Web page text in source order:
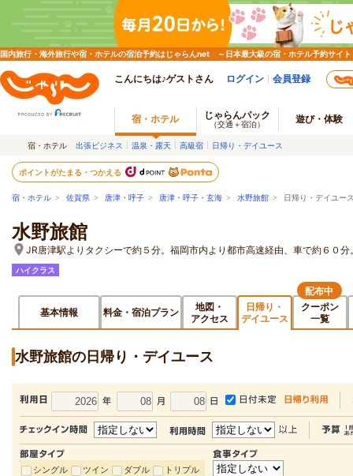
国内旅行・海外旅行や宿・ホテルの宿泊予約はじゃらんnet ～日本最大級の宿・ホテル予約サイト
こんにちは♪ゲストさん ログイン 会員登録
宿・ホテル じゃらんパック
（交通＋宿泊） 遊び・体験
宿・ホテル 出張ビジネス 温泉・露天 高級宿 日帰り・デイユース
ポイントがたまる・つかえる
宿・ホテル > 佐賀県 > 唐津・呼子 > 唐津・呼子・玄海 > 水野旅館 > 日帰り・デイユー
水野旅館
JR唐津駅よりタクシーで約５分。福岡市内より都市高速経由、車で約６０分
ハイクラス
基本情報 料金・宿泊プラン
地図・
アクセス
日帰り・
デイユース
クーポン
一覧
配布中
水野旅館の日帰り・デイユース
シングル ツイン ダブル
トリプル